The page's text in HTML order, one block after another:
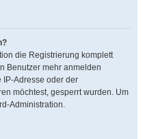
die Registrierung komplett
Benutzer mehr anmelden
IP-Adresse oder der
möchtest, gesperrt wurden. Um
Administration.